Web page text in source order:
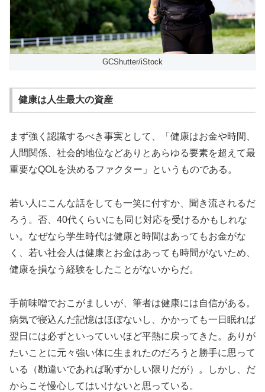
GCShutter/iStock
健康は人生最大の資産
まず強く認識するべき事実として、「健康はお金や時間、
人間関係、社会的地位などありとあらゆる要素を超えて最
重要なQOLを決めるファクター」というものである。
若い人にこんな話をしても一笑に付すか、聞き流されるだ
ろう。否、40代くらいにも同じ対応を受けるかもしれな
い。なぜなら学生時代は健康と時間はあってもお金がな
く、若い社会人は健康とお金はあっても時間がないため、
健康を損なう経験をしたことがないからだ。
手前味噌でおこがましいが、筆者は健康には自信がある。
病気で寝込んだ記憶はほぼないし、かかっても一日眠れば
翌日には必ずといっていいほど平熱に戻ってきた。ありが
たいことに元々強い体に生まれたのだろうと勝手に思って
いる（勘違いであれば恥ずかしい限りだが）。しかし、だ
からこそ慢心してはいけないと思っている。